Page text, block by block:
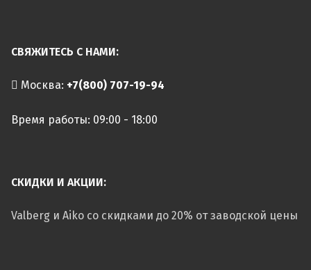
СВЯЖИТЕСЬ С НАМИ:
Москва: +7(800) 707-19-94
Время работы: 09:00 - 18:00
СКИДКИ И АКЦИИ:
Valberg и Aiko со скидками до 20% от заводской цены